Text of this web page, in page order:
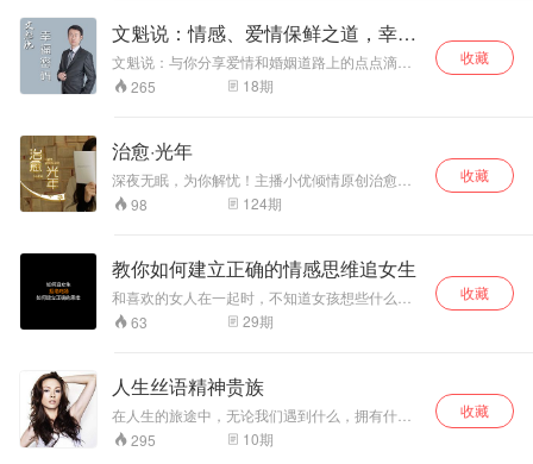
裂、聊天平淡、约会失败、缺乏魅力、形象糟
糕、缺乏自信心等。 在本次专辑课程里可以获得
什么？ 1. 一整套恋爱框架及体系，从容面对交往
过程中的层层阻碍 2. 将自己打造成魅力男神，绽
放属于你的无尽吸引力 3. 遇到真命就能把握真爱
的磁铁，吸引你想吸引的异性 6. 提升社交能力，
成为全场亮点，在任何场合都能让在场的人为你
喝彩 7. 处理长期关系，应对分手挽回，笑对情敌
的能力
文魁说：情感、爱情保鲜之道，幸福
密码！
文魁说：与你分享爱情和婚姻道路上的点点滴
滴，让你收获爱情，在婚姻的路上更幸福！ 节目
《文魁说：情感、爱情保鲜之道，幸福密码！》
婚姻的幸福之道。 张文魁老师著有情感课《爱的
五种语言》、《非暴力沟通》、《恋爱二十戒
律》、《婚姻心理学》等。再过去的十多年里，
帮助了无数学员经营爱情和婚姻，找回的幸福生
265 18期
收藏
治愈·光年
深夜无眠，为你解忧！主播小优倾情原创治愈系
正能量情感解忧系列专辑，每晚九点在这里与你
不见不散！
98 124期
收藏
教你如何建立正确的情感思维追女生
和喜欢的女人在一起时，不知道女孩想些什么，
喜欢什么，不知道自己和她说啥。自己就开始有
点急，越急越不知道说什么。为什么不能像和自
们太在乎女生对你的看法。一个能被别人任意左
右摆布的男人不是吸引女人的男人。女人的确有
所谓的第六感，如果女人察觉出她的一言一行能
够影响到你的心情，那么你对她的吸引，哪怕之
前有，也会急剧下降。这里教你如何追女孩子
63 29期
收藏
人生丝语精神贵族
在人生的旅途中，无论我们遇到什么，拥有什
么，失去什么，都不要忘记启程，忘记赶路。无
论我们遇到多少辛酸坎坷，拥有多少掌声欢笑，
295 10期
收藏